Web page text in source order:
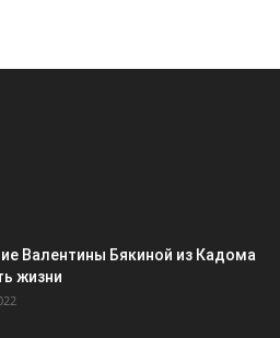
Валентины Бякиной из Кадома
жизни